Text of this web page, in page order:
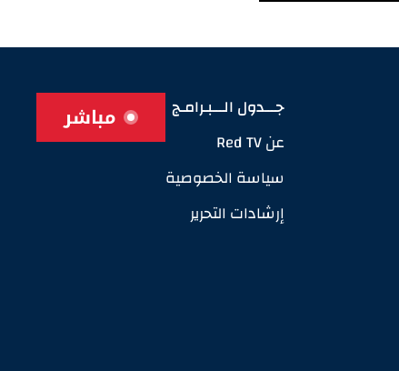
جـــدول الـــبـرامـج
عن Red TV
سياسة الخصوصية
إرشادات التحرير
مباشر